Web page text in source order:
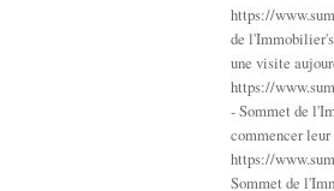
https://
de
une visite
https://
- Sommet de
commencer
https://
Sommet de